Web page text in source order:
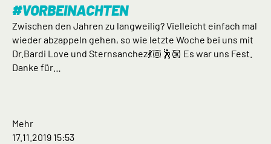
#VORBEINACHTEN
Zwischen den Jahren zu langweilig? Vielleicht einfach mal
wieder abzappeln gehen, so wie letzte Woche bei uns mit
Dr.Bardi Love und Sternsanchez💃🏼🕺🏼 Es war uns Fest.
Danke für…
Mehr
17.11.2019 15:53